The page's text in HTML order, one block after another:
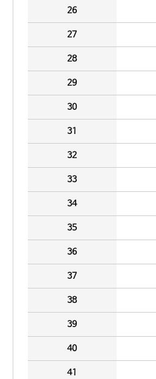
26
27
28
29
30
31
32
33
34
35
36
37
38
39
40
41